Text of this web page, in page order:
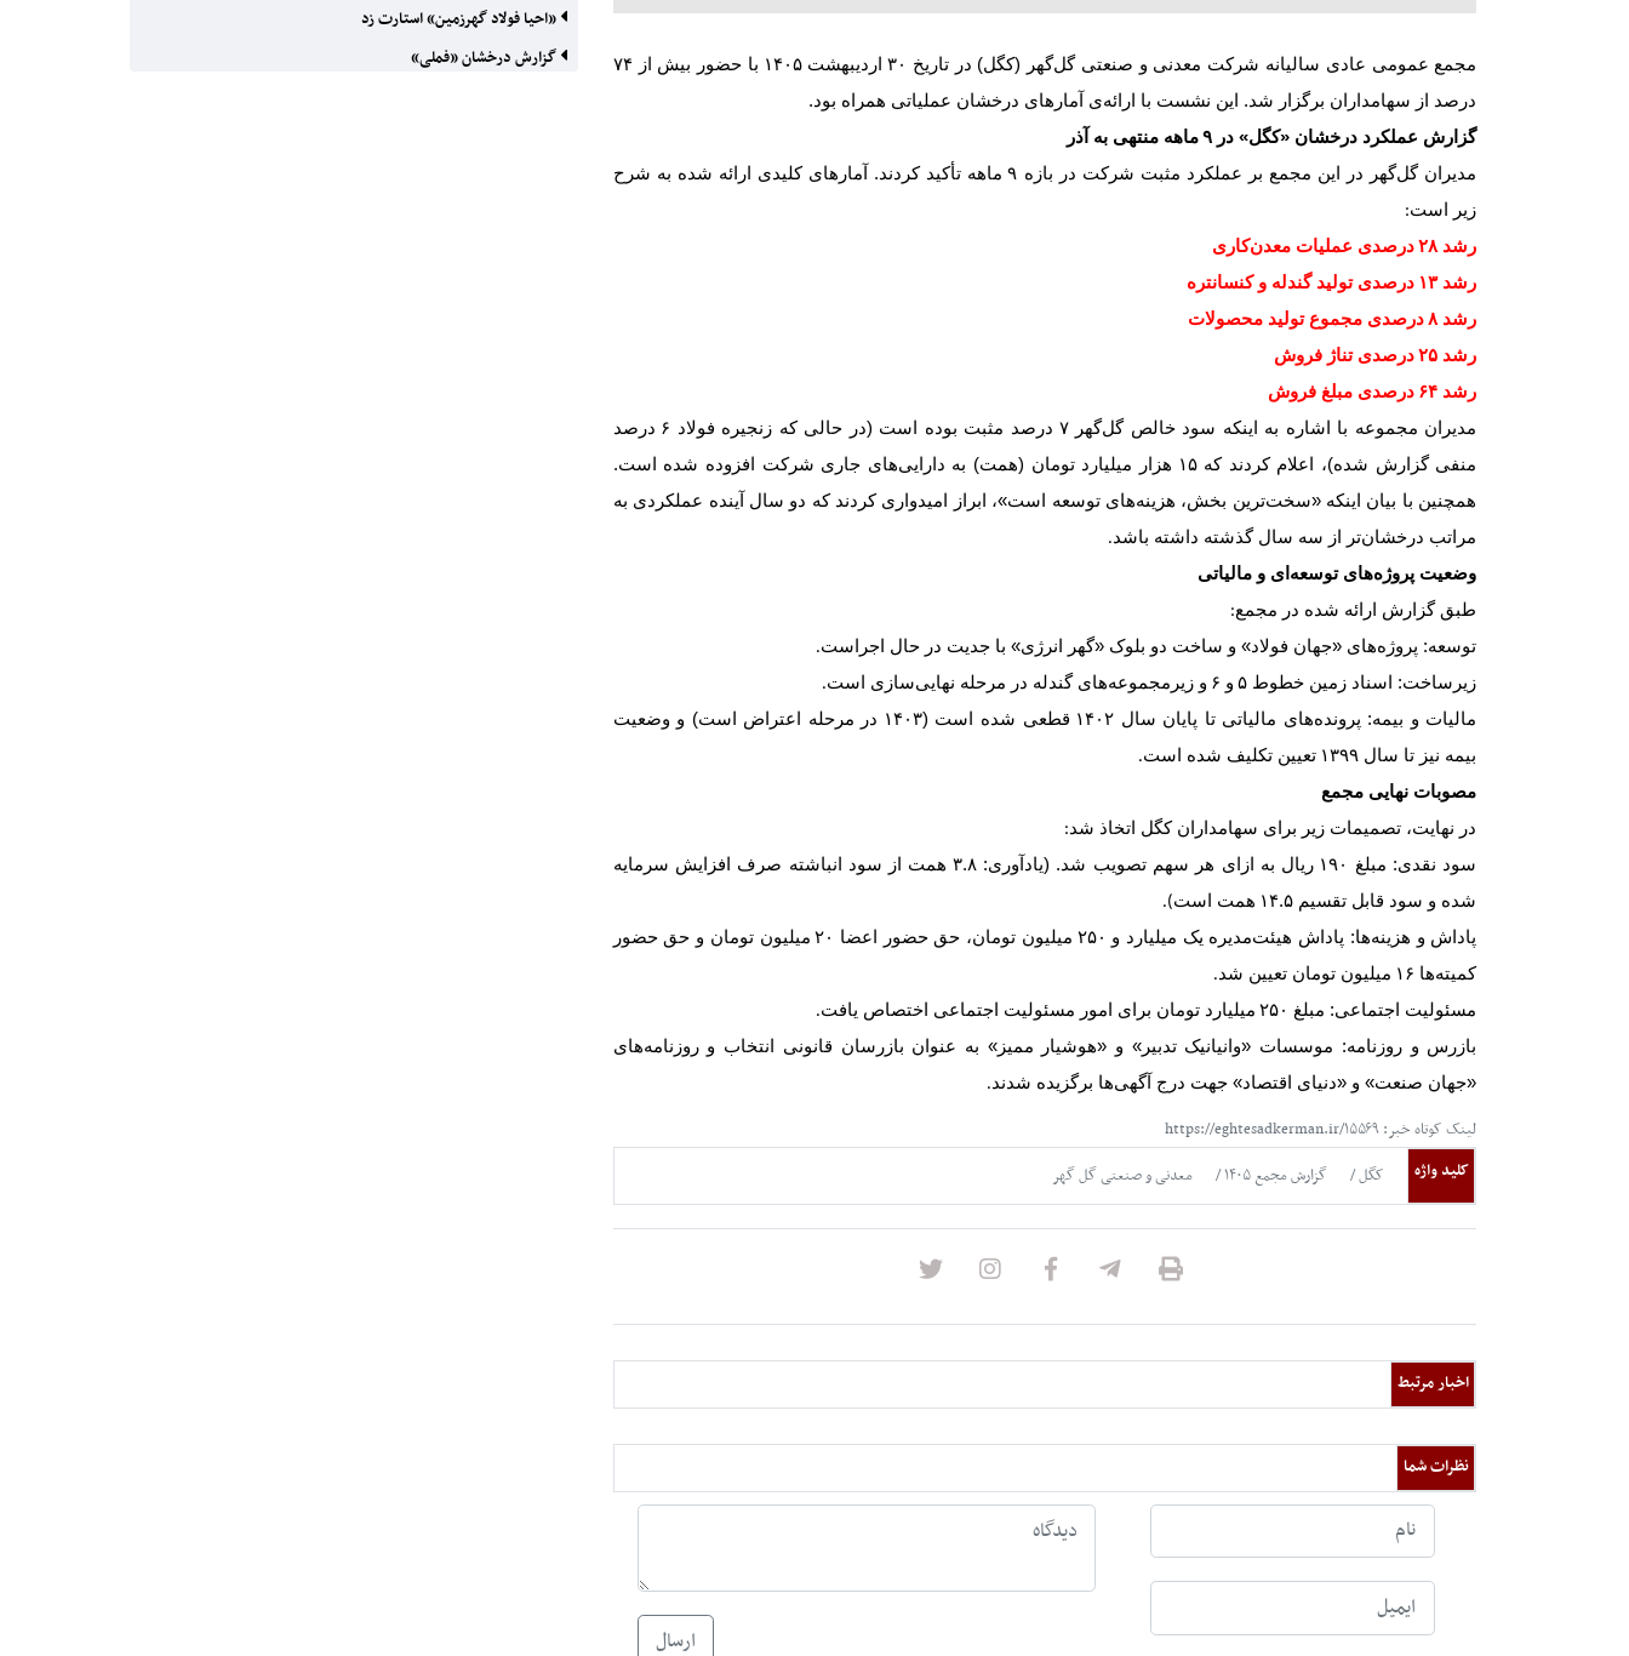
مجمع عمومی عادی سالیانه شرکت معدنی و صنعتی گل‌گهر (کگل) در تاریخ ۳۰ اردیبهشت۱۴۰۵ با حضور بیش از ۷۴
درصد از سهامداران برگزار شد. این نشست با ارائه‌ی آمارهای درخشان عملیاتی همراه بود.
گزارش عملکرد درخشان «کگل» در ۹ ماهه منتهی به آذر
مدیران گل‌گهر در این مجمع بر عملکرد مثبت شرکت در بازه ۹ ماهه تأکید کردند. آمارهای کلیدی ارائه شده به شرح
زیر است:
رشد ۲۸ درصدی عملیات معدن‌کاری
رشد۱۳ درصدی تولید گندله و کنسانتره
رشد ۸ درصدی مجموع تولید محصولات
رشد ۲۵ درصدی تناژ فروش
رشد ۶۴ درصدی مبلغ فروش
مدیران مجموعه با اشاره به اینکه سود خالص گل‌گهر۷ درصد مثبت بوده است (در حالی که زنجیره فولاد ۶ درصد
منفی گزارش شده)، اعلام کردند که۱۵ هزار میلیارد تومان (همت) به دارایی‌های جاری شرکت افزوده شده است.
همچنین با بیان اینکه «سخت‌ترین بخش، هزینه‌های توسعه است»، ابراز امیدواری کردند که دو سال آینده عملکردی به
مراتب درخشان‌تر از سه سال گذشته داشته باشد.
وضعیت پروژه‌های توسعه‌ای و مالیاتی
طبق گزارش ارائه شده در مجمع:
توسعه: پروژه‌های «جهان فولاد» و ساخت دو بلوک «گهر انرژی» با جدیت در حال اجراست.
زیرساخت: اسناد زمین خطوط ۵ و ۶ و زیرمجموعه‌های گندله در مرحله نهایی‌سازی است.
مالیات و بیمه: پرونده‌های مالیاتی تا پایان سال ۱۴۰۲ قطعی شده است (۱۴۰۳ در مرحله اعتراض است) و وضعیت
بیمه نیز تا سال ۱۳۹۹ تعیین تکلیف شده است.
مصوبات نهایی مجمع
در نهایت، تصمیمات زیر برای سهامداران کگل اتخاذ شد:
سود نقدی: مبلغ ۱۹۰ ریال به ازای هر سهم تصویب شد. (یادآوری: ۳.۸ همت از سود انباشته صرف افزایش سرمایه
شده و سود قابل تقسیم ۱۴.۵ همت است).
پاداش و هزینه‌ها: پاداش هیئت‌مدیره یک میلیارد و ۲۵۰ میلیون تومان، حق حضور اعضا ۲۰ میلیون تومان و حق حضور
کمیته‌ها ۱۶ میلیون تومان تعیین شد.
مسئولیت اجتماعی: مبلغ ۲۵۰ میلیارد تومان برای امور مسئولیت اجتماعی اختصاص یافت.
بازرس و روزنامه: موسسات «وانیانیک تدبیر» و «هوشیار ممیز» به عنوان بازرسان قانونی انتخاب و روزنامه‌های
«جهان صنعت» و «دنیای اقتصاد» جهت درج آگهی‌ها برگزیده شدند.
لینک کوتاه خبر: https://eghtesadkerman.ir/۱۵۵۶۹
کلید واژه
کگل گزارش مجمع ۱۴۰۵ معدنی و صنعتی گل گهر
اخبار مرتبط
نظرات شما
ارسال
«احیا فولاد گهرزمین» استارت زد
گزارش درخشان «فملی»